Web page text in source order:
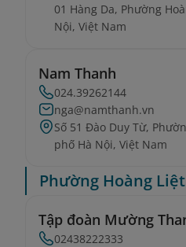
01 Hàng Da, Phường
Nội, Việt Nam
Nam Thanh
024.39262144
nga@namthanh.vn
Số 51 Đào Duy Từ,
phố Hà Nội, Việt Nam
Phường Hoàng Liệt
Tập đoàn Mường
02438222333